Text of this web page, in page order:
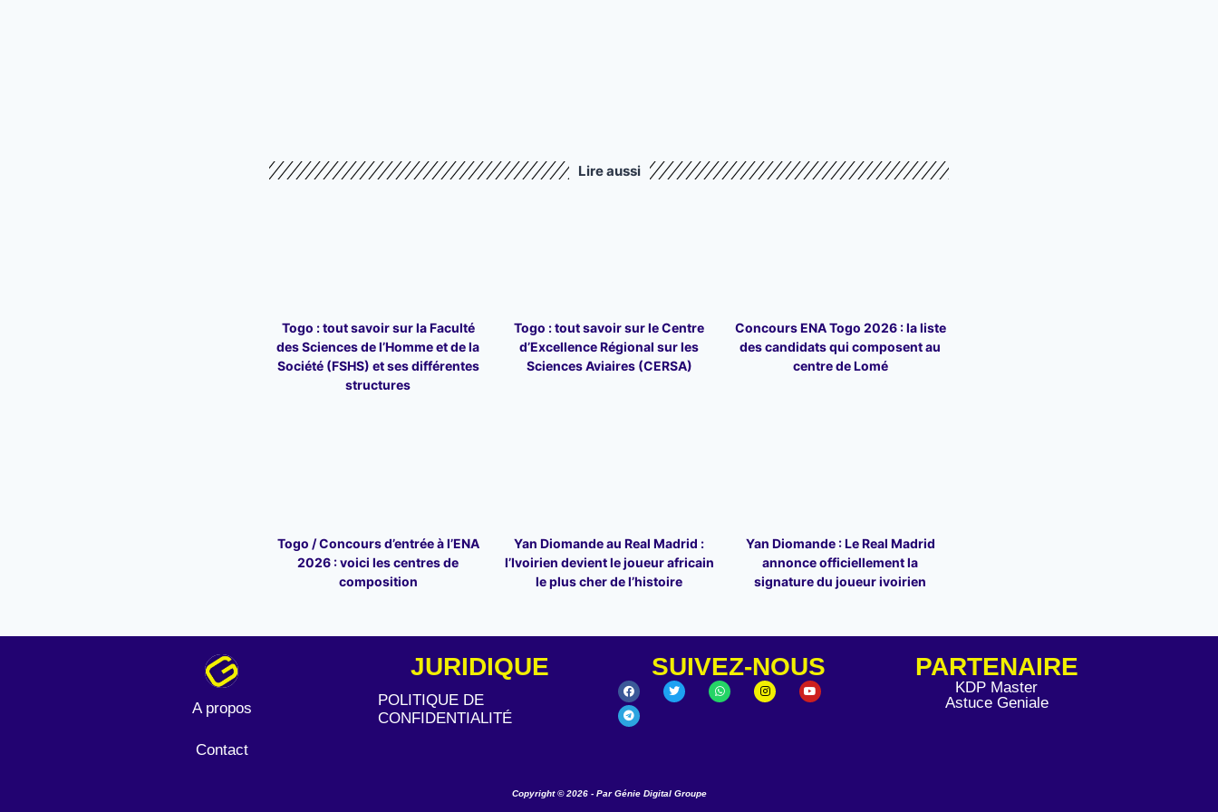
Lire aussi
Togo : tout savoir sur la Faculté
des Sciences de l’Homme et de la
Société (FSHS) et ses différentes
structures
Togo : tout savoir sur le Centre
d’Excellence Régional sur les
Sciences Aviaires (CERSA)
Concours ENA Togo 2026 : la liste
des candidats qui composent au
centre de Lomé
Togo / Concours d’entrée à l’ENA
2026 : voici les centres de
composition
Yan Diomande au Real Madrid :
l’Ivoirien devient le joueur africain
le plus cher de l’histoire
Yan Diomande : Le Real Madrid
annonce officiellement la
signature du joueur ivoirien
A propos
Contact
JURIDIQUE
POLITIQUE DE
CONFIDENTIALITÉ
SUIVEZ-NOUS PARTENAIRE
KDP Master
Astuce Geniale
Copyright © 2026 - Par Génie Digital Groupe